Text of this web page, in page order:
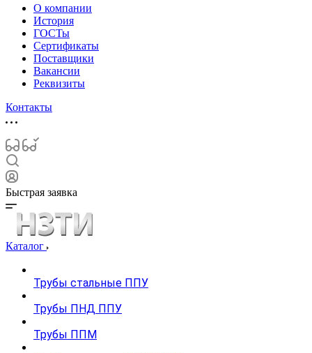
О компании
История
ГОСТы
Сертификаты
Поставщики
Вакансии
Реквизиты
Контакты
Быстрая заявка
Каталог
Трубы стальные ППУ
Трубы ПНД ППУ
Трубы ППМ